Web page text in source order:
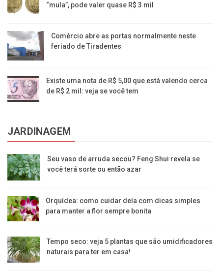
“mula”, pode valer quase R$ 3 mil
Comércio abre as portas normalmente neste
feriado de Tiradentes
Existe uma nota de R$ 5,00 que está valendo cerca
de R$ 2 mil: veja se você tem
JARDINAGEM
Seu vaso de arruda secou? Feng Shui revela se
você terá sorte ou então azar
Orquídea: como cuidar dela com dicas simples
para manter a flor sempre bonita
Tempo seco: veja 5 plantas que são umidificadores
naturais para ter em casa!